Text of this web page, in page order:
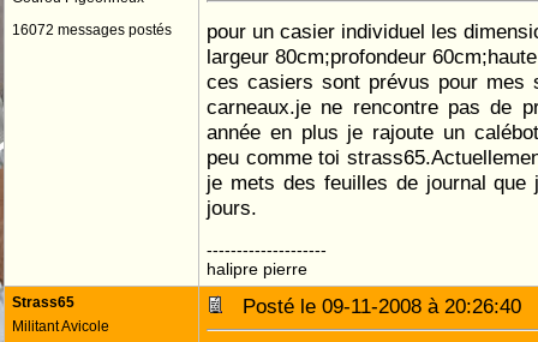
16072 messages postés
pour un casier individuel les
largeur 80cm;profondeur
ces casiers sont prévus pour mes
carneaux.je ne rencontre pas de
année en plus je rajoute un
peu comme toi
je mets des feuilles de journal que
jours.
--------------------
halipre pierre
Strass65
Militant Avicole
Posté le 09-11-2008 à 20:26:40